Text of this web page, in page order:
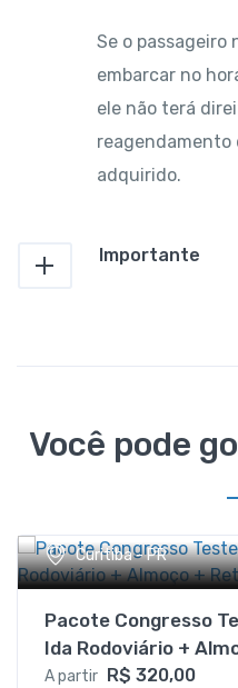
Se o passageiro
embarcar no
ele não terá
adquirido.
Importante
Você pode
Curitiba - PR
Pacote Congresso
Ida Rodoviário +
A partir R$ 320,00